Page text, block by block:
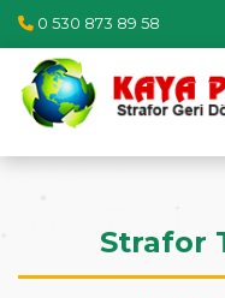
0 530 873 89 58
Strafor